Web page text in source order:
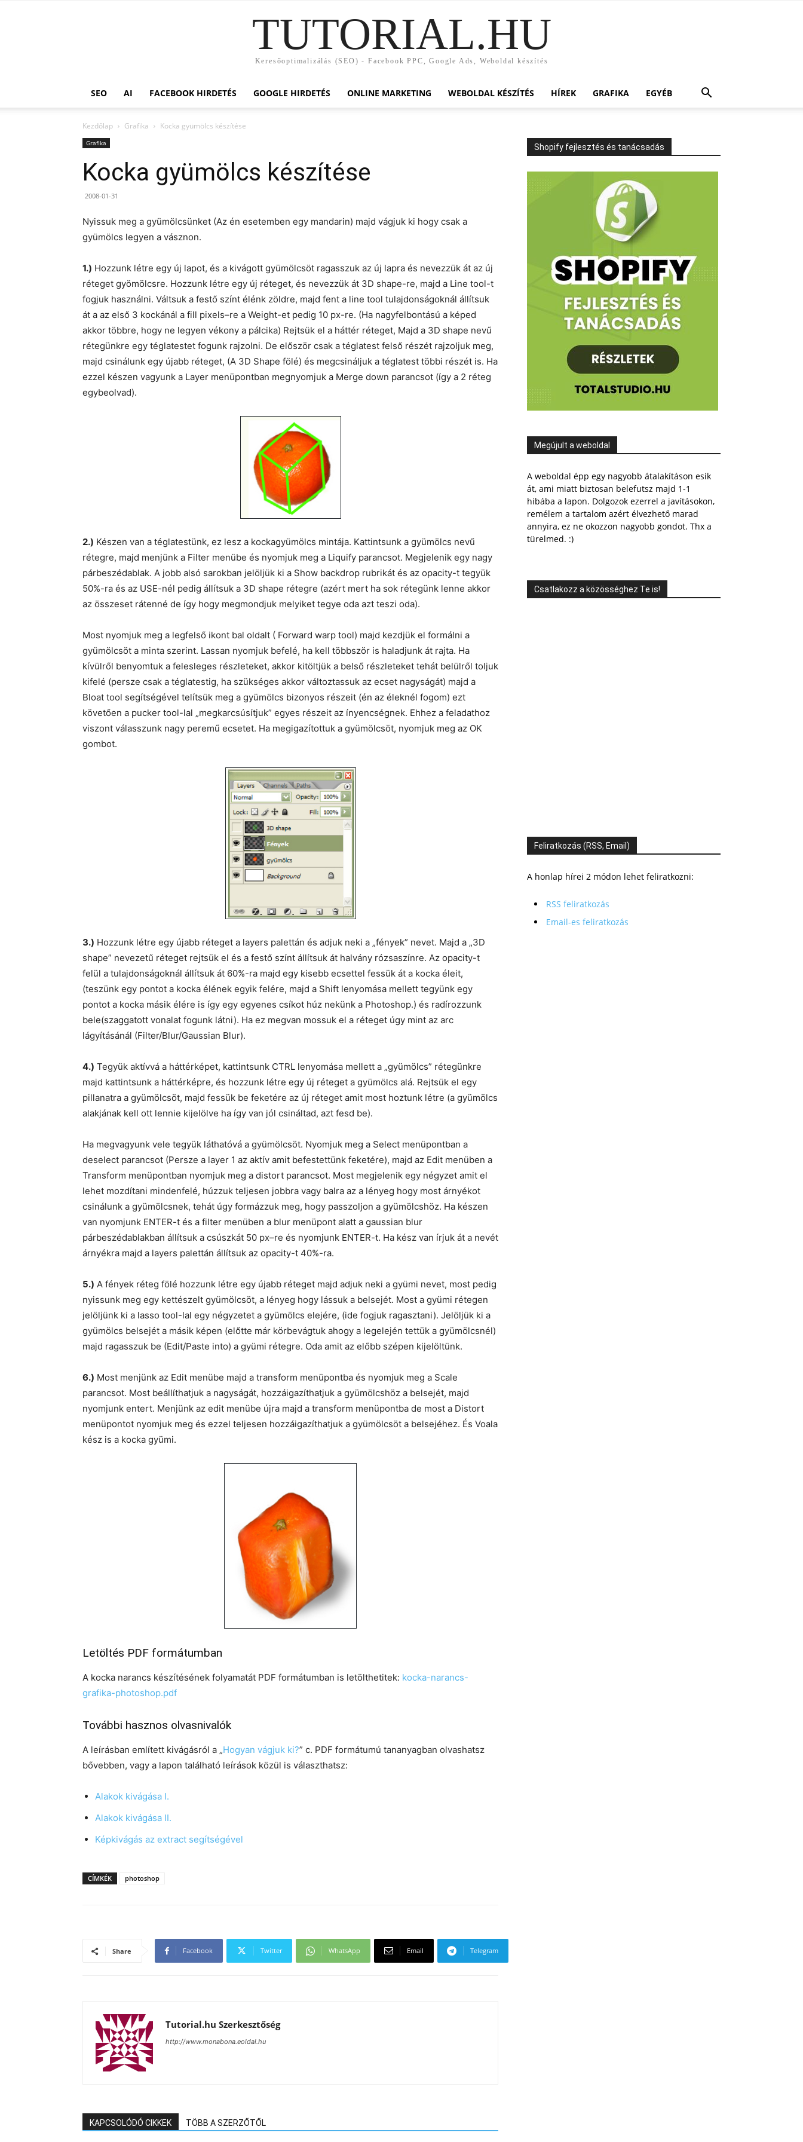
TUTORIAL.HU
Keresőoptimalizálás (SEO) - Facebook PPC, Google Ads, Weboldal készítés
SEO AI FACEBOOK HIRDETÉS GOOGLE HIRDETÉS ONLINE MARKETING WEBOLDAL KÉSZÍTÉS HÍREK GRAFIKA EGYÉB
Kezdőlap Grafika Kocka gyümölcs készítése
Grafika
Kocka gyümölcs készítése
2008-01-31
Nyissuk meg a gyümölcsünket (Az én esetemben egy mandarin) majd vágjuk ki hogy csak a
gyümölcs legyen a vásznon.
1.) Hozzunk létre egy új lapot, és a kivágott gyümölcsöt ragasszuk az új lapra és nevezzük át az új
réteget gyömölcsre. Hozzunk létre egy új réteget, és nevezzük át 3D shape-re, majd a Line tool-t
fogjuk használni. Váltsuk a festő színt élénk zöldre, majd fent a line tool tulajdonságoknál állítsuk
át a az első 3 kockánál a fill pixels–re a Weight-et pedig 10 px-re. (Ha nagyfelbontású a képed
akkor többre, hogy ne legyen vékony a pálcika) Rejtsük el a háttér réteget, Majd a 3D shape nevű
rétegünkre egy téglatestet fogunk rajzolni. De először csak a téglatest felső részét rajzoljuk meg,
majd csinálunk egy újabb réteget, (A 3D Shape fölé) és megcsináljuk a téglatest többi részét is. Ha
ezzel készen vagyunk a Layer menüpontban megnyomjuk a Merge down parancsot (így a 2 réteg
egybeolvad).
2.) Készen van a téglatestünk, ez lesz a kockagyümölcs mintája. Kattintsunk a gyümölcs nevű
rétegre, majd menjünk a Filter menübe és nyomjuk meg a Liquify parancsot. Megjelenik egy nagy
párbeszédablak. A jobb alsó sarokban jelöljük ki a Show backdrop rubrikát és az opacity-t tegyük
50%-ra és az USE-nél pedig állítsuk a 3D shape rétegre (azért mert ha sok rétegünk lenne akkor
az összeset rátenné de így hogy megmondjuk melyiket tegye oda azt teszi oda).
Most nyomjuk meg a legfelső ikont bal oldalt ( Forward warp tool) majd kezdjük el formálni a
gyümölcsöt a minta szerint. Lassan nyomjuk befelé, ha kell többször is haladjunk át rajta. Ha
kívülről benyomtuk a felesleges részleteket, akkor kitöltjük a belső részleteket tehát belülről toljuk
kifelé (persze csak a téglatestig, ha szükséges akkor változtassuk az ecset nagyságát) majd a
Bloat tool segítségével telítsük meg a gyümölcs bizonyos részeit (én az éleknél fogom) ezt
követően a pucker tool-lal „megkarcsúsítjuk” egyes részeit az ínyencségnek. Ehhez a feladathoz
viszont válasszunk nagy peremű ecsetet. Ha megigazítottuk a gyümölcsöt, nyomjuk meg az OK
gombot.
3.) Hozzunk létre egy újabb réteget a layers palettán és adjuk neki a „fények” nevet. Majd a „3D
shape” nevezetű réteget rejtsük el és a festő színt állítsuk át halvány rózsaszínre. Az opacity-t
felül a tulajdonságoknál állítsuk át 60%-ra majd egy kisebb ecsettel fessük át a kocka éleit,
(teszünk egy pontot a kocka élének egyik felére, majd a Shift lenyomása mellett tegyünk egy
pontot a kocka másik élére is így egy egyenes csíkot húz nekünk a Photoshop.) és radírozzunk
bele(szaggatott vonalat fogunk látni). Ha ez megvan mossuk el a réteget úgy mint az arc
lágyításánál (Filter/Blur/Gaussian Blur).
4.) Tegyük aktívvá a háttérképet, kattintsunk CTRL lenyomása mellett a „gyümölcs” rétegünkre
majd kattintsunk a háttérképre, és hozzunk létre egy új réteget a gyümölcs alá. Rejtsük el egy
pillanatra a gyümölcsöt, majd fessük be feketére az új réteget amit most hoztunk létre (a gyümölcs
alakjának kell ott lennie kijelölve ha így van jól csináltad, azt fesd be).
Ha megvagyunk vele tegyük láthatóvá a gyümölcsöt. Nyomjuk meg a Select menüpontban a
deselect parancsot (Persze a layer 1 az aktív amit befestettünk feketére), majd az Edit menüben a
Transform menüpontban nyomjuk meg a distort parancsot. Most megjelenik egy négyzet amit el
lehet mozdítani mindenfelé, húzzuk teljesen jobbra vagy balra az a lényeg hogy most árnyékot
csinálunk a gyümölcsnek, tehát úgy formázzuk meg, hogy passzoljon a gyümölcshöz. Ha készen
van nyomjunk ENTER-t és a filter menüben a blur menüpont alatt a gaussian blur
párbeszédablakban állítsuk a csúszkát 50 px–re és nyomjunk ENTER-t. Ha kész van írjuk át a nevét
árnyékra majd a layers palettán állítsuk az opacity-t 40%-ra.
5.) A fények réteg fölé hozzunk létre egy újabb réteget majd adjuk neki a gyümi nevet, most pedig
nyissunk meg egy kettészelt gyümölcsöt, a lényeg hogy lássuk a belsejét. Most a gyümi rétegen
jelöljünk ki a lasso tool-lal egy négyzetet a gyümölcs elejére, (ide fogjuk ragasztani). Jelöljük ki a
gyümölcs belsejét a másik képen (előtte már körbevágtuk ahogy a legelején tettük a gyümölcsnél)
majd ragasszuk be (Edit/Paste into) a gyümi rétegre. Oda amit az előbb szépen kijelöltünk.
6.) Most menjünk az Edit menübe majd a transform menüpontba és nyomjuk meg a Scale
parancsot. Most beállíthatjuk a nagyságát, hozzáigazíthatjuk a gyümölcshöz a belsejét, majd
nyomjunk entert. Menjünk az edit menübe újra majd a transform menüpontba de most a Distort
menüpontot nyomjuk meg és ezzel teljesen hozzáigazíthatjuk a gyümölcsöt a belsejéhez. És Voala
kész is a kocka gyümi.
Letöltés PDF formátumban
A kocka narancs készítésének folyamatát PDF formátumban is letölthetitek: kocka-narancs-
grafika-photoshop.pdf
További hasznos olvasnivalók
A leírásban említett kivágásról a „Hogyan vágjuk ki?” c. PDF formátumú tananyagban olvashatsz
bővebben, vagy a lapon található leírások közül is választhatsz:
Alakok kivágása I.
Alakok kivágása II.
Képkivágás az extract segítségével
CÍMKÉK photoshop
Share Facebook Twitter WhatsApp Email Telegram
Tutorial.hu Szerkesztőség
http://www.monabona.eoldal.hu
KAPCSOLÓDÓ CIKKEK TÖBB A SZERZŐTŐL
Shopify fejlesztés és tanácsadás
Megújult a weboldal
A weboldal épp egy nagyobb átalakításon esik
át, ami miatt biztosan belefutsz majd 1-1
hibába a lapon. Dolgozok ezerrel a javításokon,
remélem a tartalom azért élvezhető marad
annyira, ez ne okozzon nagyobb gondot. Thx a
türelmed. :)
Csatlakozz a közösséghez Te is!
Feliratkozás (RSS, Email)
A honlap hírei 2 módon lehet feliratkozni:
RSS feliratkozás
Email-es feliratkozás